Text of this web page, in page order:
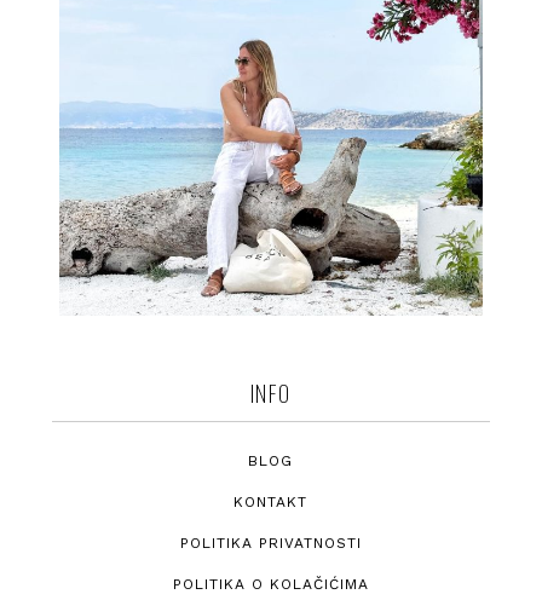
INFO
BLOG
KONTAKT
POLITIKA PRIVATNOSTI
POLITIKA O KOLAČIĆIMA